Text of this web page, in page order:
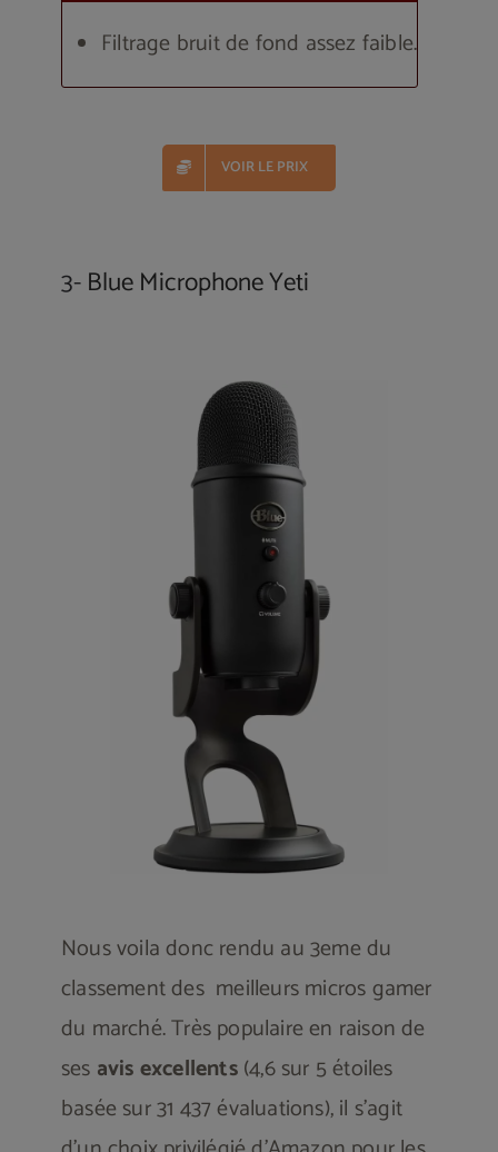
Filtrage bruit de fond assez faible.
VOIR LE PRIX
3-Blue Microphone Yeti
Nous voila donc rendu au 3eme du
classement des meilleurs micros gamer
du marché. Très populaire en raison de
ses avis excellents(4,6 sur 5 étoiles
basée sur 31 437 évaluations), il s’agit